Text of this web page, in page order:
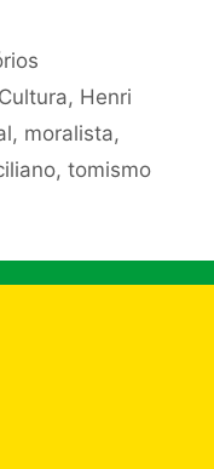
Cultura, Henri
, moralista,
, tomismo